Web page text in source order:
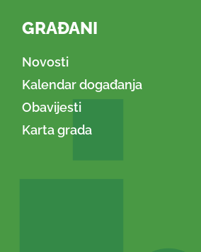
GRAĐANI
Novosti
Kalendar događanja
Obavijesti
Karta grada